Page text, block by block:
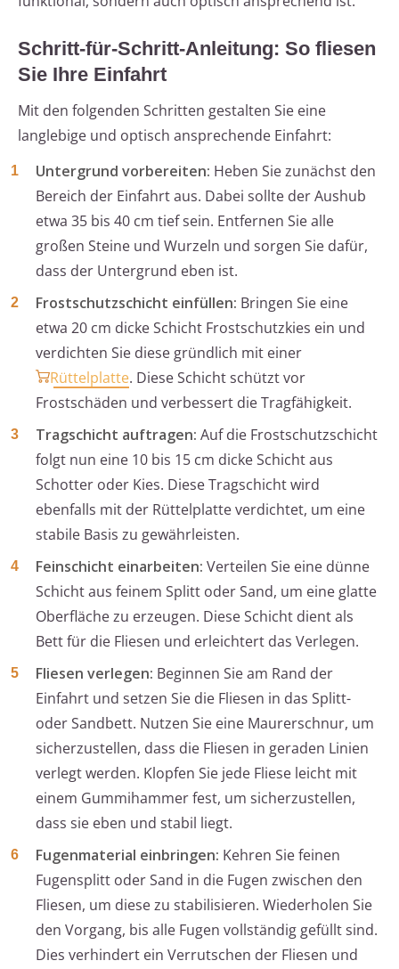
Schritt-für-Schritt-Anleitung: So fliesen
Sie Ihre Einfahrt
Mit den folgenden Schritten gestalten Sie eine
langlebige und optisch ansprechende Einfahrt:
Untergrund vorbereiten: Heben Sie zunächst den
Bereich der Einfahrt aus. Dabei sollte der Aushub
etwa 35 bis 40 cm tief sein. Entfernen Sie alle
großen Steine und Wurzeln und sorgen Sie dafür,
dass der Untergrund eben ist.
Frostschutzschicht einfüllen: Bringen Sie eine
etwa 20 cm dicke Schicht Frostschutzkies ein und
verdichten Sie diese gründlich mit einer
Rüttelplatte. Diese Schicht schützt vor
Frostschäden und verbessert die Tragfähigkeit.
Tragschicht auftragen: Auf die Frostschutzschicht
folgt nun eine 10 bis 15 cm dicke Schicht aus
Schotter oder Kies. Diese Tragschicht wird
ebenfalls mit der Rüttelplatte verdichtet, um eine
stabile Basis zu gewährleisten.
Feinschicht einarbeiten: Verteilen Sie eine dünne
Schicht aus feinem Splitt oder Sand, um eine glatte
Oberfläche zu erzeugen. Diese Schicht dient als
Bett für die Fliesen und erleichtert das Verlegen.
Fliesen verlegen: Beginnen Sie am Rand der
Einfahrt und setzen Sie die Fliesen in das Splitt-
oder Sandbett. Nutzen Sie eine Maurerschnur, um
sicherzustellen, dass die Fliesen in geraden Linien
verlegt werden. Klopfen Sie jede Fliese leicht mit
einem Gummihammer fest, um sicherzustellen,
dass sie eben und stabil liegt.
Fugenmaterial einbringen: Kehren Sie feinen
Fugensplitt oder Sand in die Fugen zwischen den
Fliesen, um diese zu stabilisieren. Wiederholen Sie
den Vorgang, bis alle Fugen vollständig gefüllt sind.
Dies verhindert ein Verrutschen der Fliesen und